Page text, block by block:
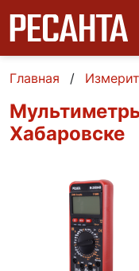
Главная
Хабаровске